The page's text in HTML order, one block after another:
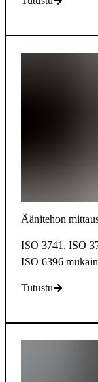
Äänitehon
ISO 3741, ISO
ISO 6396
Tutustu